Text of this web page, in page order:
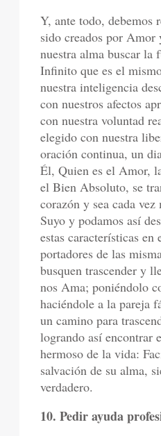
Y, ante todo, debemos
sido creados por
nuestra alma buscar la
Infinito que es el
nuestra inteligencia
con nuestros afectos
con nuestra voluntad
elegido con nuestra
oración continua, un
Él, Quien es el Amor,
el Bien Absoluto, se
corazón y sea cada vez
Suyo y podamos así
estas características en
portadores de las
busquen trascender y
nos Ama; poniéndolo
haciéndole a la pareja
un camino para
logrando así encontrar
hermoso de la vida:
salvación de su alma,
verdadero.
10. Pedir ayuda